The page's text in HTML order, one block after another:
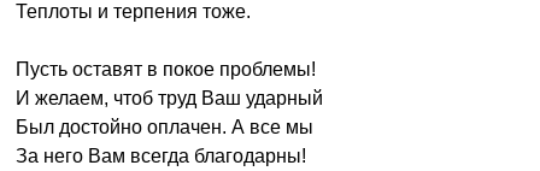
Теплоты и терпения тоже.
Пусть оставят в покое проблемы!
И желаем, чтоб труд Ваш ударный
Был достойно оплачен. А все мы
За него Вам всегда благодарны!